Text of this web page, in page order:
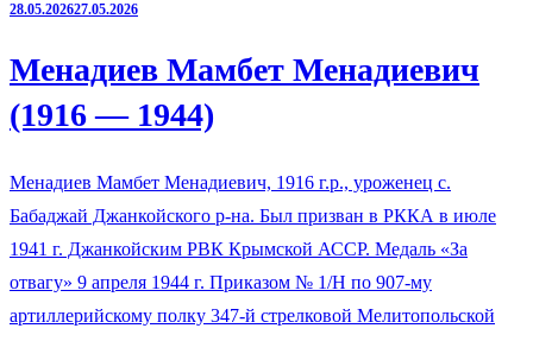
28.05.202627.05.2026
Менадиев Мамбет Менадиевич
(1916 — 1944)
Менадиев Мамбет Менадиевич, 1916 г.р., уроженец с.
Бабаджай Джанкойского р-на. Был призван в РККА в июле
1941 г. Джанкойским РВК Крымской АССР. Медаль «За
отвагу» 9 апреля 1944 г. Приказом № 1/Н по 907-му
артиллерийскому полку 347-й стрелковой Мелитопольской